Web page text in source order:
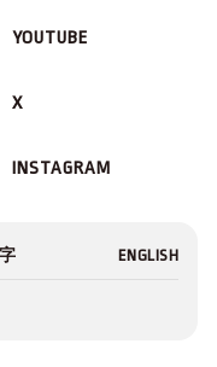
YOUTUBE
X
INSTAGRAM